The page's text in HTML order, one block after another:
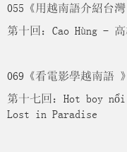
055《用越南語介紹台灣
第十回：Cao Hùng - 高
069《看電影學越南語 》
第十七回：Hot boy
Lost in Paradise